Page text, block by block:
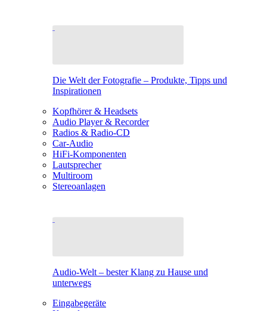
Die Welt der Fotografie – Produkte, Tipps und
Inspirationen
Kopfhörer & Headsets
Audio Player & Recorder
Radios & Radio-CD
Car-Audio
HiFi-Komponenten
Lautsprecher
Multiroom
Stereoanlagen
Audio-Welt – bester Klang zu Hause und
unterwegs
Eingabegeräte